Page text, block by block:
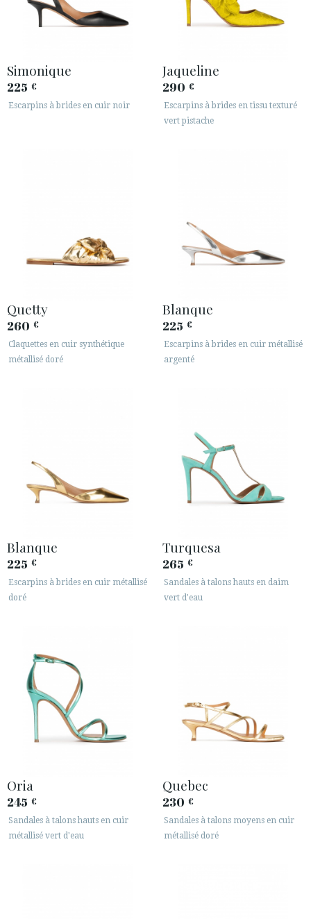
Simonique
225 €
Escarpins à brides en cuir noir
Jaqueline
290 €
Escarpins à brides en tissu texturé
vert pistache
Quetty
260 €
Claquettes en cuir synthétique
métallisé doré
Blanque
225 €
Escarpins à brides en cuir métallisé
argenté
Blanque
225 €
Escarpins à brides en cuir métallisé
doré
Turquesa
265 €
Sandales à talons hauts en daim
vert d'eau
Oria
245 €
Sandales à talons hauts en cuir
métallisé vert d'eau
Quebec
230 €
Sandales à talons moyens en cuir
métallisé doré